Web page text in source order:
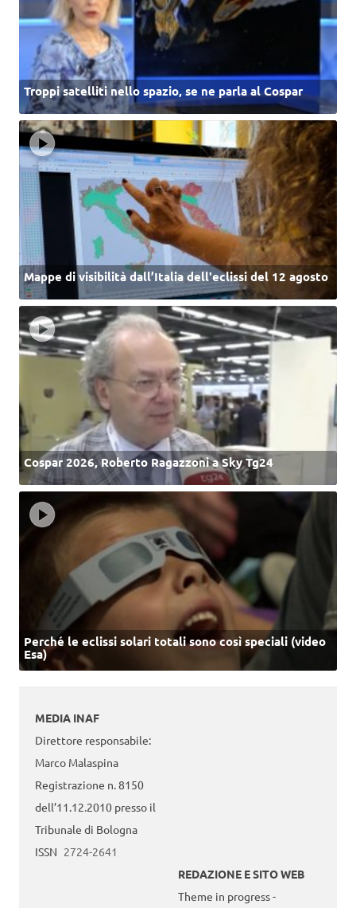
Troppi satelliti nello spazio, se ne parla al Cospar
Mappe di visibilità dall’Italia dell'eclissi del 12 agosto
Cospar 2026, Roberto Ragazzoni a Sky Tg24
Perché le eclissi solari totali sono così speciali (video
Esa)
MEDIA INAF
Direttore responsabile:
Marco Malaspina
Registrazione n. 8150
dell’11.12.2010 presso il
Tribunale di Bologna
ISSN 2724-2641
REDAZIONE E SITO WEB
Theme in progress -